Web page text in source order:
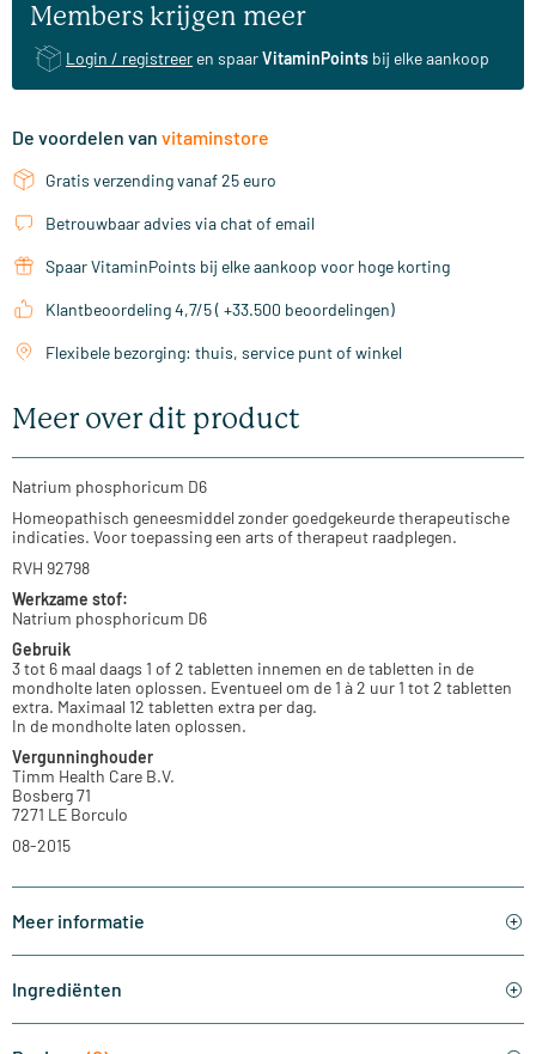
Members krijgen meer
Login / registreer en spaarVitaminPoints bij elke aankoop
De voordelen van vitaminstore
Gratis verzending vanaf 25 euro
Betrouwbaar advies via chat of email
Spaar VitaminPoints bij elke aankoop voor hoge korting
Klantbeoordeling 4,7/5 ( +33.500 beoordelingen)
Flexibele bezorging: thuis, service punt of winkel
Meer over dit product
Natrium phosphoricum D6
Homeopathisch geneesmiddel zonder goedgekeurde therapeutische
indicaties. Voor toepassing een arts of therapeut raadplegen.
RVH 92798
Werkzame stof:
Natrium phosphoricum D6
Gebruik
3 tot 6 maal daags 1 of 2 tabletten innemen en de tabletten in de
mondholte laten oplossen. Eventueel om de 1 à 2 uur 1 tot 2 tabletten
extra. Maximaal 12 tabletten extra per dag.
In de mondholte laten oplossen.
Vergunninghouder
Timm Health Care B.V.
Bosberg 71
7271 LE Borculo
08-2015
Meer informatie
Ingrediënten